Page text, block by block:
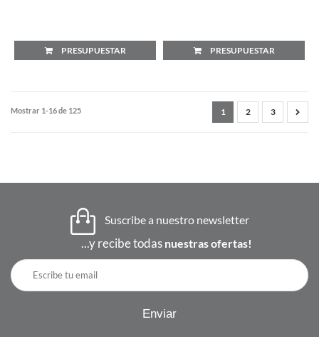
PRESUPUESTAR PRESUPUESTAR
Mostrar 1-16 de 125 1 2 3
Suscribe a nuestro newsletter
...y recibe todas nuestras ofertas!